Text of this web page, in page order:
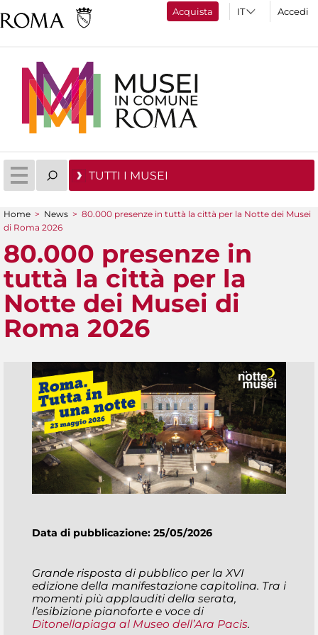
Acquista Accedi
TUTTI I MUSEI
Tu sei qui
Home > News > 80.000 presenze in tuttà la città per la Notte dei Musei
di Roma 2026
80.000 presenze in
tuttà la città per la
Notte dei Musei di
Roma 2026
Data di pubblicazione: 25/05/2026
Grande risposta di pubblico per la XVI
edizione della manifestazione capitolina. Tra i
momenti più applauditi della serata,
l’esibizione pianoforte e voce di
Ditonellapiaga al Museo dell’Ara Pacis.